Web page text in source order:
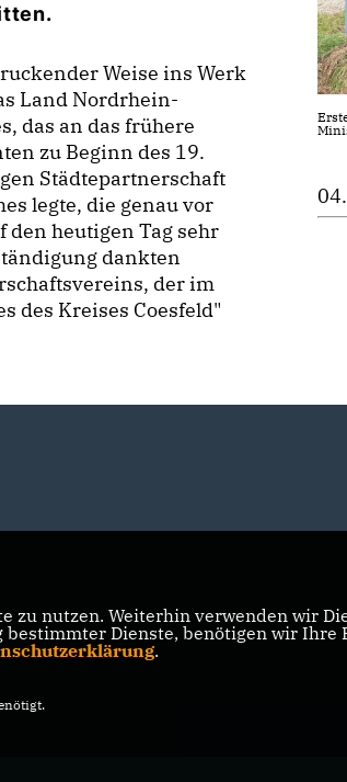
Weise ins Werk
Land Nordrhein-
das an das frühere
zu Beginn des 19.
Städtepartnerschaft
legte, die genau vor
heutigen Tag sehr
dankten
der im
des Kreises Coesfeld"
zu nutzen. Weiterhin verwenden wir
Dienste, benötigen wir
.